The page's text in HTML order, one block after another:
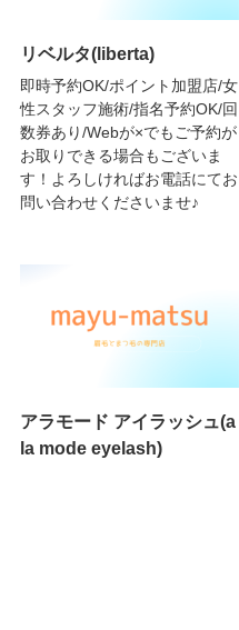
リベルタ(liberta)
即時予約OK/ポイント加盟店/女
性スタッフ施術/指名予約OK/回
数券あり/Webが×でもご予約が
お取りできる場合もございま
す！よろしければお電話にてお
問い合わせくださいませ♪
アラモード アイラッシュ(a
la mode eyelash)